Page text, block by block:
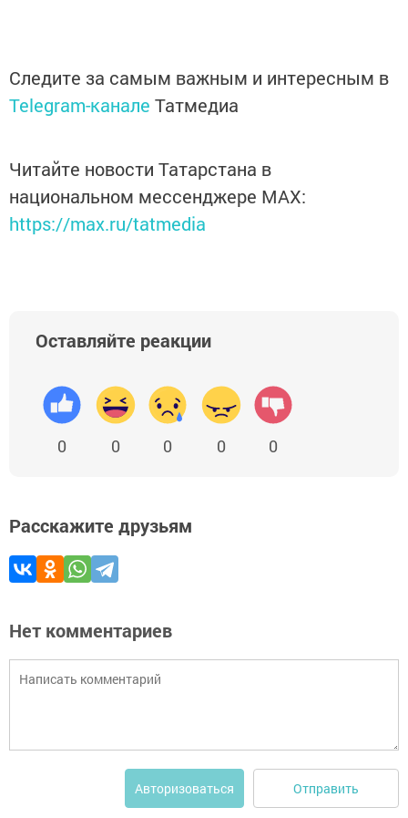
Следите за самым важным и интересным в
Telegram-канале Татмедиа
Читайте новости Татарстана в
национальном мессенджере MАХ:
https://max.ru/tatmedia
Оставляйте реакции
0 0 0 0 0
Расскажите друзьям
Нет комментариев
Авторизоваться Отправить